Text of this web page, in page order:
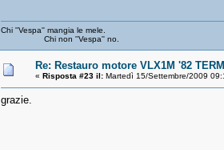
Chi ''Vespa'' mangia le mele.
Chi non ''Vespa'' no.
Re: Restauro motore VLX1M '82
« Risposta #23 il: Martedì 15/Settembre/2009
grazie.